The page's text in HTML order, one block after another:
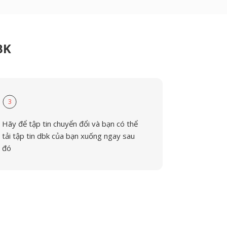
3
Hãy để tập tin chuyển đổi và bạn có thể
tải tập tin dbk của bạn xuống ngay sau
đó